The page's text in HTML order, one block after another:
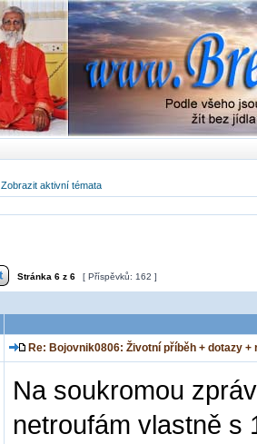
Zobrazit aktivní témata
Stránka 6 z 6 [ Příspěvků: 162 ]
Re: Bojovnik0806: Životní příběh + dotazy
Na soukromou
netroufám vlastně s